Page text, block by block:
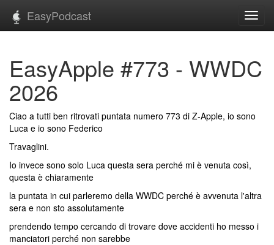
EasyPodcast
EasyApple #773 - WWDC
2026
Ciao a tutti ben ritrovati puntata numero 773 di Z-Apple, io sono
Luca e io sono Federico
Travaglini.
Io invece sono solo Luca questa sera perché mi è venuta così,
questa è chiaramente
la puntata in cui parleremo della WWDC perché è avvenuta l'altra
sera e non sto assolutamente
prendendo tempo cercando di trovare dove accidenti ho messo i
manciatori perché non sarebbe